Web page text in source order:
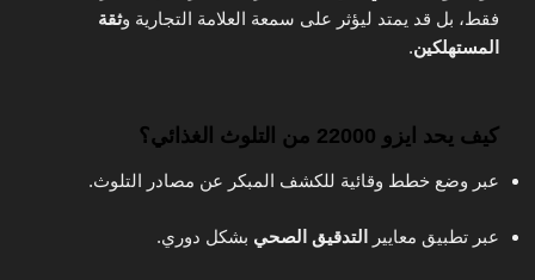
فقط، بل قد يمتد ليؤثر على سمعة العلامة التجارية وثقة
المستهلكين.
كيف يحد ايزو 22000 من التلوث الغذائي؟
عبر وضع خطط وقائية للكشف المبكر عن مصادر التلوث.
عبر تطبيق معايير التدقيق الصحي بشكل دوري.